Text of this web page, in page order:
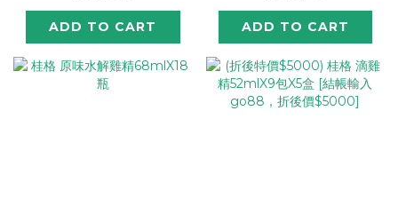
ADD TO CART ADD TO CART